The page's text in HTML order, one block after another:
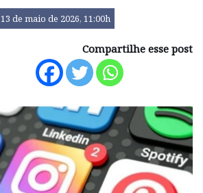
13 de maio de 2026, 11:00h
Compartilhe esse post